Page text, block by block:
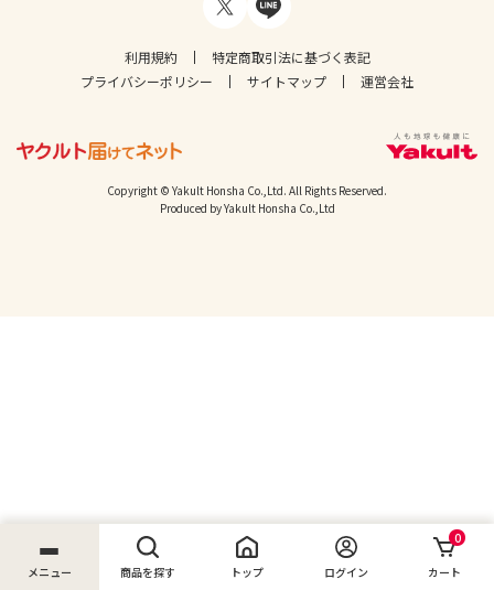
メニュー 商品を探す トップ ログイン
0
カート
利用規約
特定商取引法に基づく表記
プライバシーポリシー
サイトマップ 運営会社
Copyright © Yakult Honsha Co.,Ltd. All Rights Reserved.
Produced by Yakult Honsha Co.,Ltd